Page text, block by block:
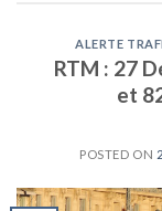
ALERTE
RTM : 27
et
POSTED ON